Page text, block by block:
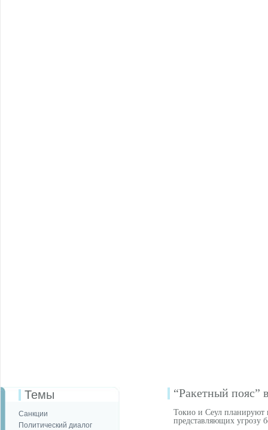
Темы
Санкции
Политический диалог
“Ракетный пояс”
Токио и Сеул планируют
представляющих угрозу